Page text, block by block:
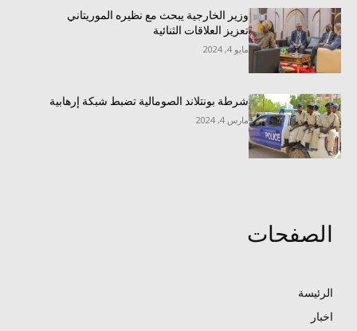
وزير الخارجية يبحث مع نظيره الموريتاني
تعزيز العلاقات الثنائية
مايو 4, 2024
شرطة بونتلاند الصومالية تضبط شبكة إرهابية
مارس 4, 2024
الصفحات
الرئيسة
اخبار